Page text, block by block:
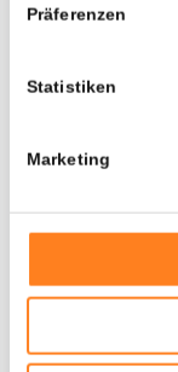
Präferenzen
Statistiken
Marketing
- 0,00%